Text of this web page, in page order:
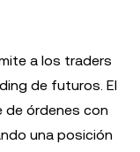
a los traders
de futuros. El
de órdenes con
una posición